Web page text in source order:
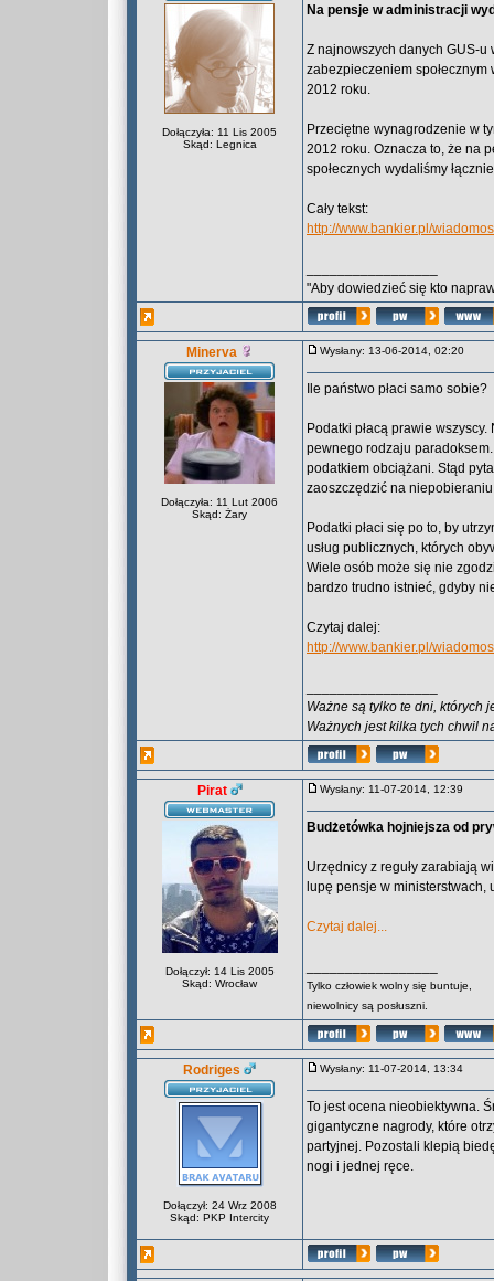
Dołączyła: 11 Lis 2005
Skąd: Legnica
Na pensje w administracji
Z najnowszych danych GUS-u
zabezpieczeniem społecznym
2012 roku.
Przeciętne wynagrodzenie w
2012 roku. Oznacza to, że na
społecznych wydaliśmy
Cały tekst:
http://www.bankier.pl/
"Aby dowiedzieć się kto
Minerva
Dołączyła: 11 Lut 2006
Skąd: Żary
Wysłany: 13-06-2014, 02:20
Ile państwo płaci samo sobie?
Podatki płacą prawie
pewnego rodzaju
podatkiem obciążani. Stąd
zaoszczędzić na
Podatki płaci się po to, by
usług publicznych, których
Wiele osób może się nie
bardzo trudno istnieć, gdyby
Czytaj dalej:
http://www.bankier.pl/
Ważne są tylko te dni, których
Ważnych jest kilka tych chwil
Pirat
Dołączył: 14 Lis 2005
Skąd: Wrocław
Wysłany: 11-07-2014, 12:39
Budżetówka hojniejsza od
Urzędnicy z reguły zarabiają
lupę pensje w
Czytaj dalej...
Tylko człowiek wolny się buntuje,
niewolnicy są posłuszni.
Rodriges
Dołączył: 24 Wrz 2008
Skąd: PKP Intercity
Wysłany: 11-07-2014, 13:34
To jest ocena nieobiektywna.
gigantyczne nagrody, które
partyjnej. Pozostali klepią
nogi i jednej ręce.